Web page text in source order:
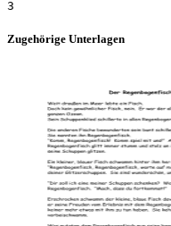
Zugehörige Unterlagen